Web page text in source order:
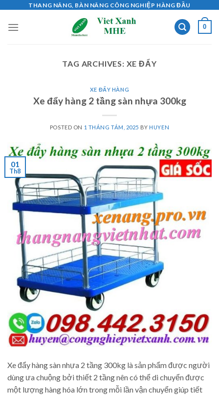
content
THANG NÂNG, BÀN NÂNG CÔNG NGHIỆP HÀNG ĐẦU
0
TAG ARCHIVES: XE ĐẨY
XE ĐẨY HÀNG
Xe đẩy hàng 2 tầng sàn nhựa 300kg
POSTED ON 1 THÁNG TÁM, 2025 BYHUYEN
01
Th8
Xe đẩy hàng sàn nhựa 2 tầng 300kg là sản phẩm được người
dùng ưa chuộng bởi thiết 2 tầng nên có thể di chuyển được
một lượng hàng hóa lớn trong mỗi lần vận chuyển giúp tiết